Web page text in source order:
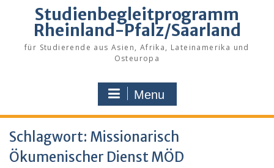
Studienbegleitprogramm
Rheinland-Pfalz/Saarland
für Studierende aus Asien, Afrika, Lateinamerika und
Osteuropa
Menu
Schlagwort: Missionarisch
Ökumenischer Dienst MÖD